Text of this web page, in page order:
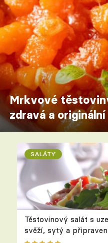
Mrkvové
zdravá a
SALÁTY
Těstovinový salát s
svěží, sytý a